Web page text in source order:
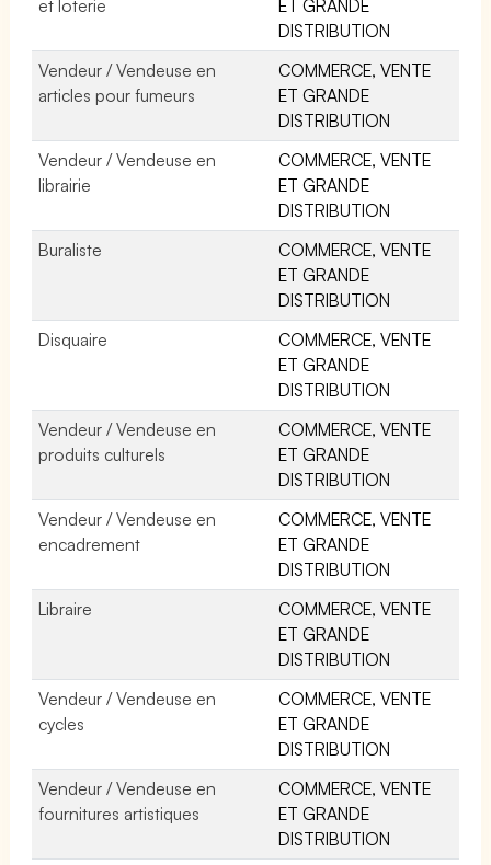
et loterie
ET GRANDE
DISTRIBUTION
Vendeur / Vendeuse en
articles pour fumeurs
COMMERCE, VENTE
ET GRANDE
DISTRIBUTION
Vendeur / Vendeuse en
librairie
COMMERCE, VENTE
ET GRANDE
DISTRIBUTION
Buraliste
COMMERCE, VENTE
ET GRANDE
DISTRIBUTION
Disquaire
COMMERCE, VENTE
ET GRANDE
DISTRIBUTION
Vendeur / Vendeuse en
produits culturels
COMMERCE, VENTE
ET GRANDE
DISTRIBUTION
Vendeur / Vendeuse en
encadrement
COMMERCE, VENTE
ET GRANDE
DISTRIBUTION
Libraire
COMMERCE, VENTE
ET GRANDE
DISTRIBUTION
Vendeur / Vendeuse en
cycles
COMMERCE, VENTE
ET GRANDE
DISTRIBUTION
Vendeur / Vendeuse en
fournitures artistiques
COMMERCE, VENTE
ET GRANDE
DISTRIBUTION